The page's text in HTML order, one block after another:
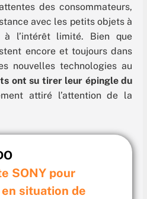
des consommateurs,
avec les petits objets à
l’intérêt limité. Bien que
encore et toujours dans
nouvelles technologies au
ont su tirer leur épingle du
attiré l’attention de la
SONY pour
situation de